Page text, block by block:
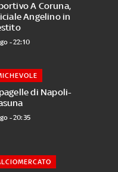
A Coruna,
Angelino in
- 22:10
di Napoli-
- 20:35